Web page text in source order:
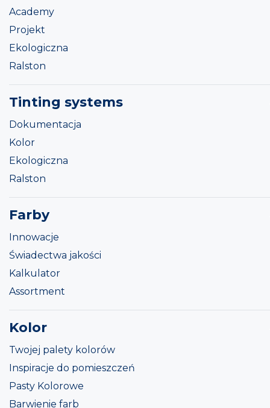
Academy
Projekt
Ekologiczna
Ralston
Tinting systems
Dokumentacja
Kolor
Ekologiczna
Ralston
Farby
Innowacje
Świadectwa jakości
Kalkulator
Assortment
Kolor
Twojej palety kolorów
Inspiracje do pomieszczeń
Pasty Kolorowe
Barwienie farb